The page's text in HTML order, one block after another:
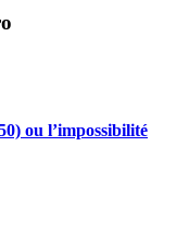
ou l’impossibilité